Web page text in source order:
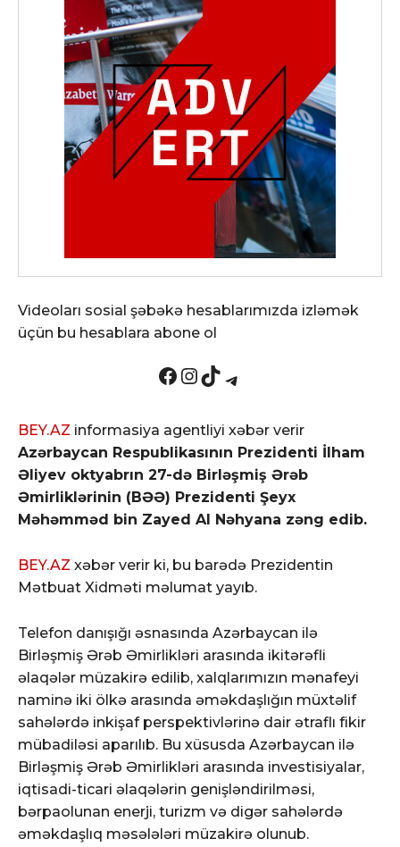
Videoları sosial şəbəkə hesablarımızda izləmək
üçün bu hesablara abone ol
Facebook InstagramTikTok Telegram
BEY.AZ informasiya agentliyi xəbər verir
Azərbaycan Respublikasının Prezidenti İlham
Əliyev oktyabrın 27-də Birləşmiş Ərəb
Əmirliklərinin (BƏƏ) Prezidenti Şeyx
Məhəmməd bin Zayed Al Nəhyana zəng edib.
BEY.AZ xəbər verir ki, bu barədə Prezidentin
Mətbuat Xidməti məlumat yayıb.
Telefon danışığı əsnasında Azərbaycan ilə
Birləşmiş Ərəb Əmirlikləri arasında ikitərəfli
əlaqələr müzakirə edilib, xalqlarımızın mənafeyi
naminə iki ölkə arasında əməkdaşlığın müxtəlif
sahələrdə inkişaf perspektivlərinə dair ətraflı fikir
mübadiləsi aparılıb. Bu xüsusda Azərbaycan ilə
Birləşmiş Ərəb Əmirlikləri arasında investisiyalar,
iqtisadi-ticari əlaqələrin genişləndirilməsi,
bərpaolunan enerji, turizm və digər sahələrdə
əməkdaşlıq məsələləri müzakirə olunub.